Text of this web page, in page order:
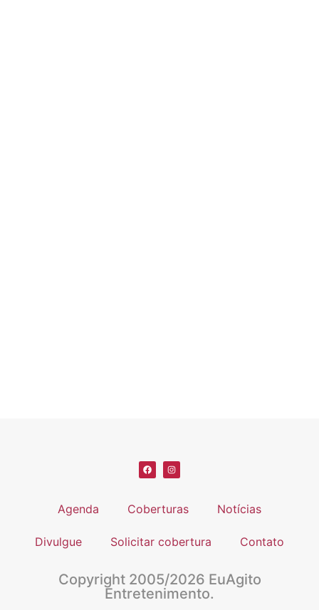
Agenda Coberturas Notícias
Divulgue Solicitar cobertura Contato
Copyright 2005/2026 EuAgito
Entretenimento.